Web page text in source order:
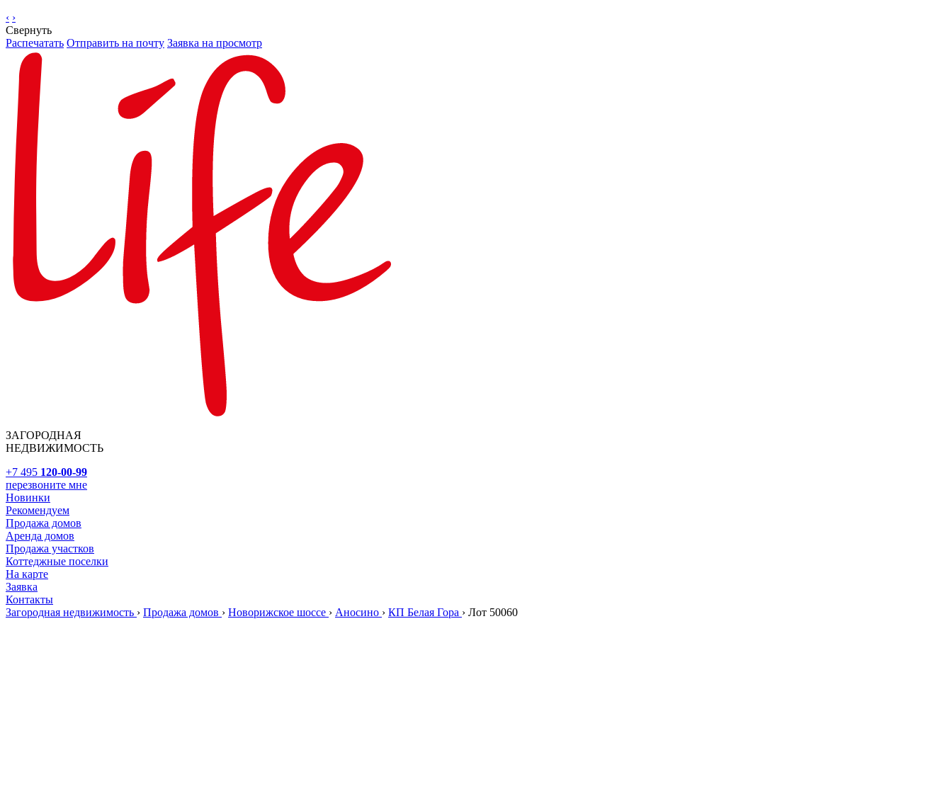
‹ ›
Свернуть
Распечатать Отправить на почту Заявка на просмотр
ЗАГОРОДНАЯ
НЕДВИЖИМОСТЬ
+7 495 120-00-99
перезвоните мне
Новинки
Рекомендуем
Продажа домов
Аренда домов
Продажа участков
Коттеджные поселки
На карте
Заявка
Контакты
Загородная недвижимость › Продажа домов › Новорижское шоссе › Аносино › КП Белая Гора › Лот 50060